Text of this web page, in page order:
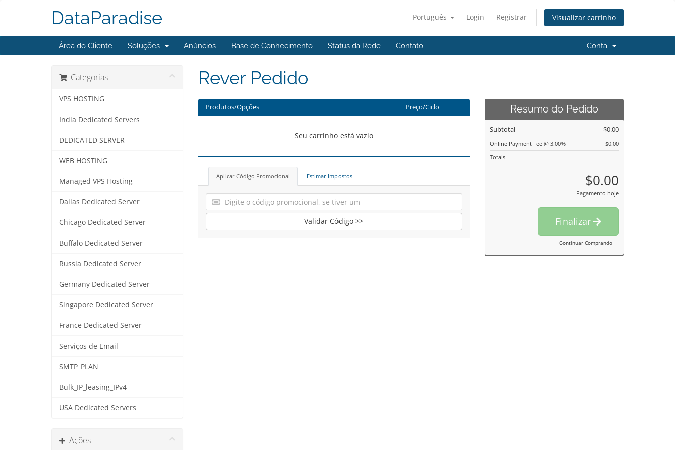
Português Login Registrar Visualizar carrinho
DataParadise
Área do Cliente Soluções Anúncios Base de Conhecimento Status da Rede Contato Conta
Categorias
VPS HOSTING
India Dedicated Servers
DEDICATED SERVER
WEB HOSTING
Managed VPS Hosting
Dallas Dedicated Server
Chicago Dedicated Server
Buffalo Dedicated Server
Russia Dedicated Server
Germany Dedicated Server
Singapore Dedicated Server
France Dedicated Server
Serviços de Email
SMTP_PLAN
Bulk_IP_leasing_IPv4
USA Dedicated Servers
Ações
Rever Pedido
Produtos/Opções Preço/Ciclo
Seu carrinho está vazio
Aplicar Código Promocional Estimar Impostos
Validar Código >>
Resumo do Pedido
Subtotal $0.00
Online Payment Fee @ 3.00%
$0.00
Totais
$0.00
Pagamento hoje
Finalizar
Continuar Comprando